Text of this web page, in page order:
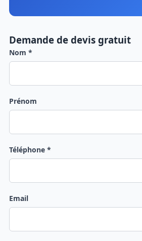
Demande de devis gratuit
Nom *
Prénom
Téléphone *
Email